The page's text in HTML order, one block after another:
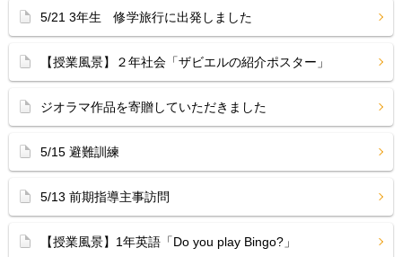
5/21 3年生 修学旅行に出発しました
【授業風景】２年社会「ザビエルの紹介ポスター」
ジオラマ作品を寄贈していただきました
5/15 避難訓練
5/13 前期指導主事訪問
【授業風景】1年英語「Do you play Bingo?」